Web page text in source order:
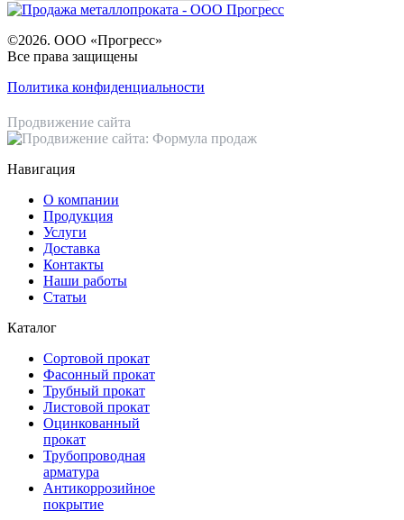
©2026. ООО «Прогресс»
Все права защищены
Политика конфиденциальности
Продвижение сайта
Навигация
О компании
Продукция
Услуги
Доставка
Контакты
Наши работы
Статьи
Каталог
Сортовой прокат
Фасонный прокат
Трубный прокат
Листовой прокат
Оцинкованный
прокат
Трубопроводная
арматура
Антикоррозийное
покрытие